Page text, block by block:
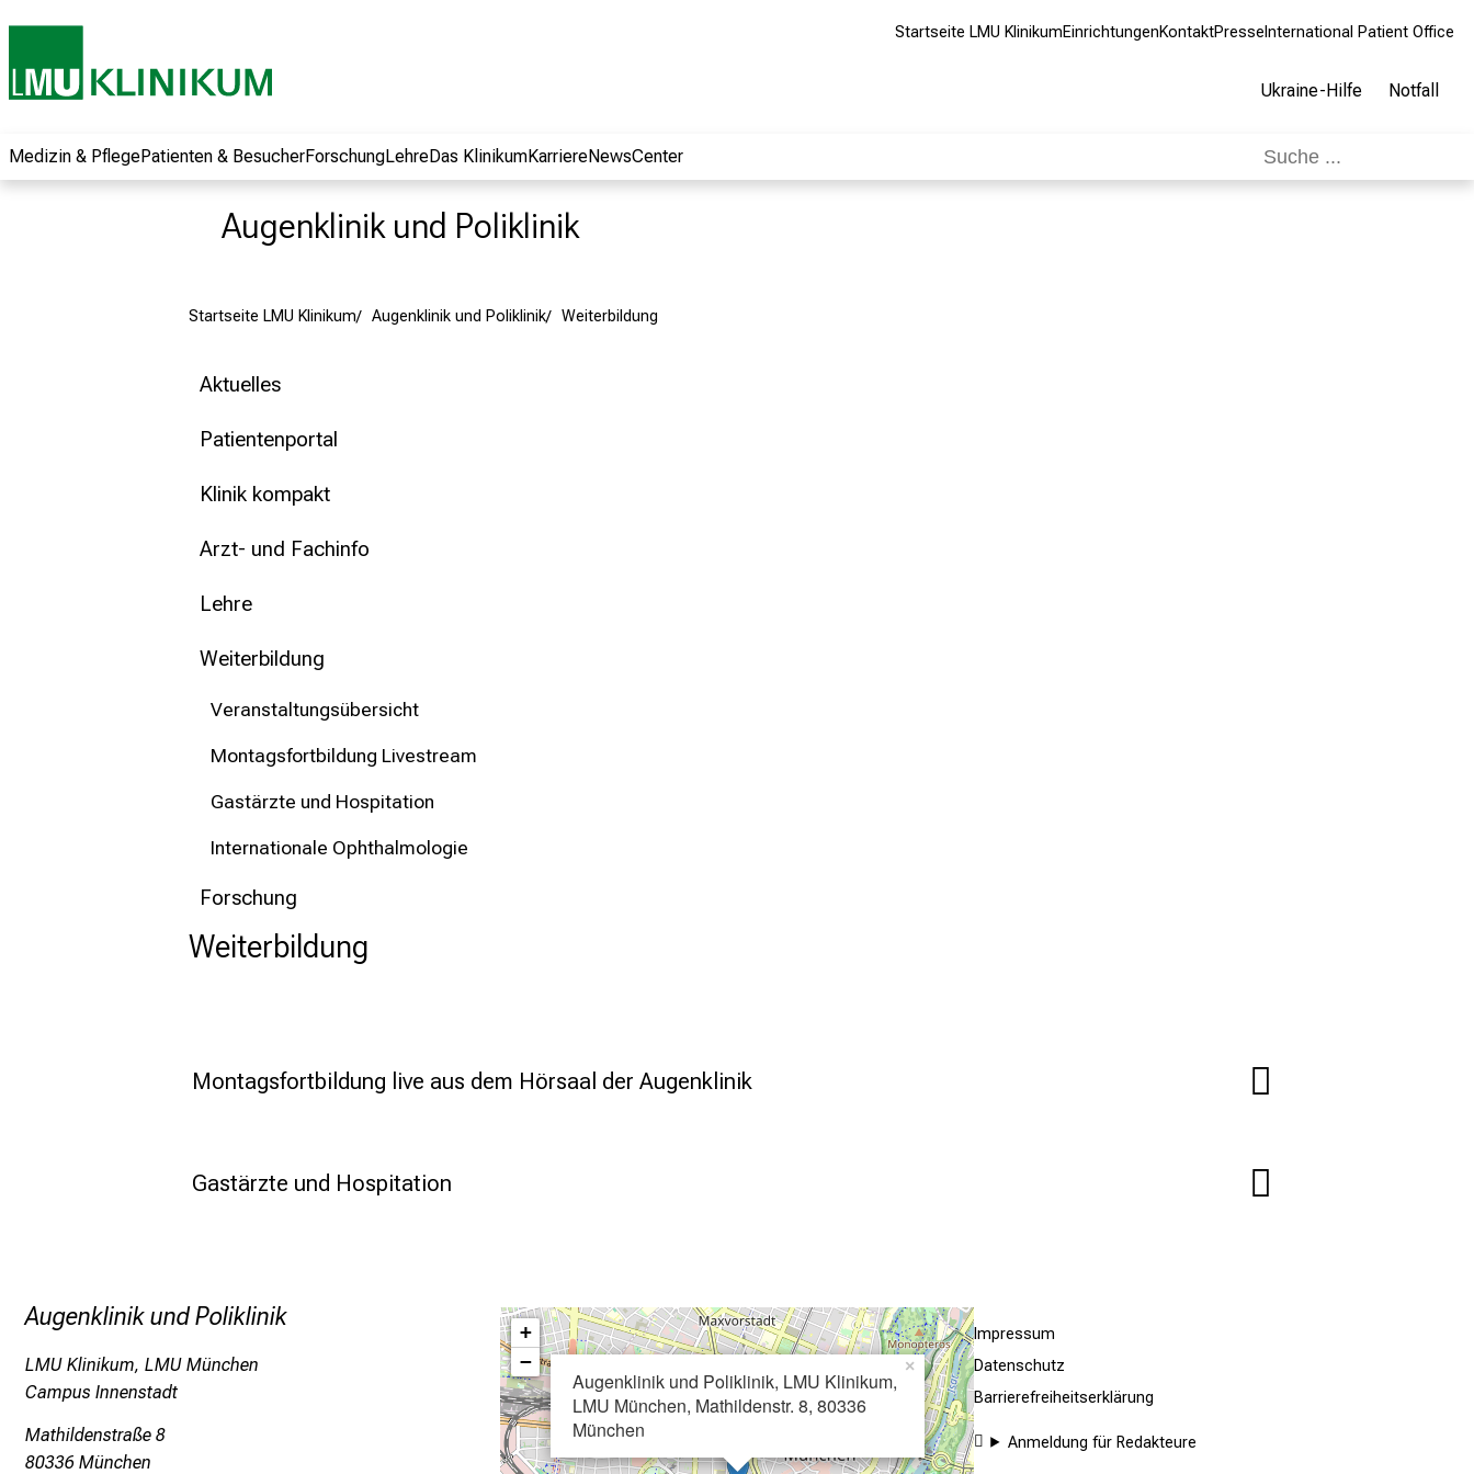
Startseite LMU KlinikumEinrichtungenKontaktPresse International Patient Office
Ukraine-Hilfe Notfall
Medizin & PflegePatienten & BesucherForschungLehreDas KlinikumKarriereNewsCenter
Augenklinik und Poliklinik
Startseite LMU Klinikum Augenklinik und Poliklinik Weiterbildung
Aktuelles
Patientenportal
Klinik kompakt
Arzt- und Fachinfo
Lehre
Weiterbildung
Veranstaltungsübersicht
Montagsfortbildung Livestream
Gastärzte und Hospitation
Internationale Ophthalmologie
Forschung
Weiterbildung
Montagsfortbildung live aus dem Hörsaal der Augenklinik
Gastärzte und Hospitation
Informationen zu
Jobs, Ausbildungen
Weiterbildungen.
Kommen Sie
begeistern – ganz
ohne Anmeldung.
mehr Informationen
Augenklinik und Poliklinik
LMU Klinikum, LMU München
Campus Innenstadt
Mathildenstraße 8
80336 München
Augenklinik und Poliklinik, LMU Klinikum,
LMU München, Mathildenstr. 8, 80336
München
×
+
−
Impressum
Datenschutz
Barrierefreiheitserklärung
Anmeldung für Redakteure